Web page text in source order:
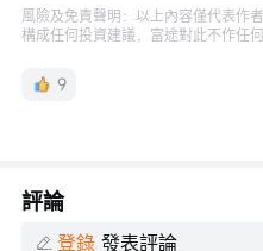
風險及免責聲明：以上內容僅代表作
構成任何投資建議，富途對此不作任
9
評論
登錄 發表評論